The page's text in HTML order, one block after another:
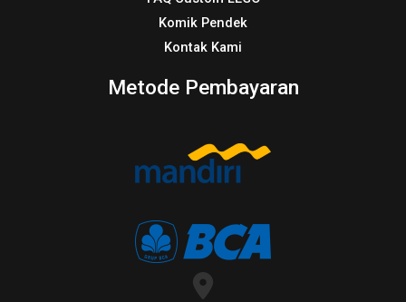
Komik Pendek
Kontak Kami
Metode Pembayaran